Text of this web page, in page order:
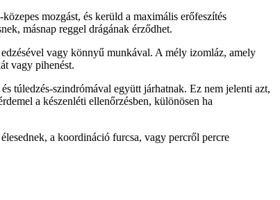
mozgást, és kerüld a maximális erőfeszítés
másnap reggel drágának érződhet.
vagy könnyű munkával. A mély izomláz, amely
vagy pihenést.
túledzés-szindrómával együtt járhatnak. Ez nem jelenti azt,
a készenléti ellenőrzésben, különösen ha
a koordináció furcsa, vagy percről percre